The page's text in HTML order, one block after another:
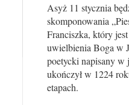
Asyż 11 stycznia
skomponowania
Franciszka, który
uwielbienia Boga w
poetycki napisany w
ukończył w 1224
etapach.